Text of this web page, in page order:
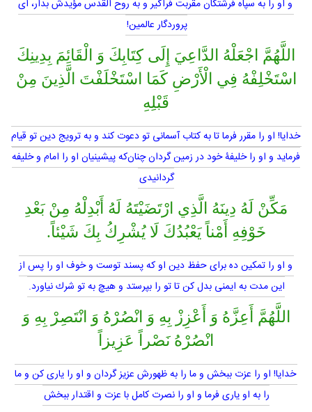
و او را به سپاه فرشتگان مقربت فراگير و به روح القدس مؤيدش بدار، اى
پروردگار عالمين!
اللَّهُمَّ اجْعَلْهُ الدَّاعِيَ إِلَى كِتَابِكَ وَ الْقَائِمَ بِدِينِكَ
اسْتَخْلِفْهُ فِي الْأَرْضِ كَمَا اسْتَخْلَفْتَ الَّذِينَ مِنْ
قَبْلِهِ
خدايا! او را مقرر فرما تا به كتاب آسمانى تو دعوت كند و به ترويج دين تو قيام
فرمايد و او را خليفۀ خود در زمين گردان چنان‌كه پيشينيان او را امام و خليفه
گردانيدى
مَكِّنْ لَهُ دِينَهُ الَّذِي ارْتَضَيْتَهُ لَهُ أَبْدِلْهُ مِنْ بَعْدِ
خَوْفِهِ أَمْناً يَعْبُدُكَ لَا يُشْرِكُ بِكَ شَيْئاً.
و او را تمكين ده براى حفظ دين او كه پسند توست و خوف او را پس از
اين مدت به ايمنى بدل كن تا تو را بپرستد و هيچ به تو شرك نياورد.
اللَّهُمَّ أَعِزَّهُ وَ أَعْزِزْ بِهِ وَ انْصُرْهُ وَ انْتَصِرْ بِهِ وَ
انْصُرْهُ نَصْراً عَزِيزاً
خدايا! او را عزت ببخش و ما را به ظهورش عزيز گردان و او را يارى كن و ما
را به او يارى فرما و او را نصرت كامل با عزت و اقتدار ببخش